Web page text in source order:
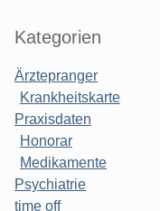
Kategorien
Ärztepranger
Krankheitskarte
Praxisdaten
Honorar
Medikamente
Psychiatrie
time off